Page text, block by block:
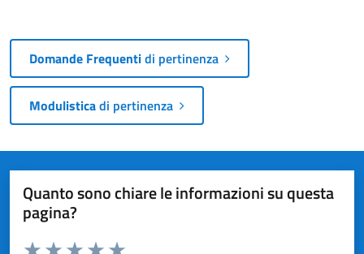
Domande Frequentidi pertinenza
Modulisticadi pertinenza
Quanto sono chiare le informazioni su questa
pagina?
Valuta da 1 a 5 stelle la pagina